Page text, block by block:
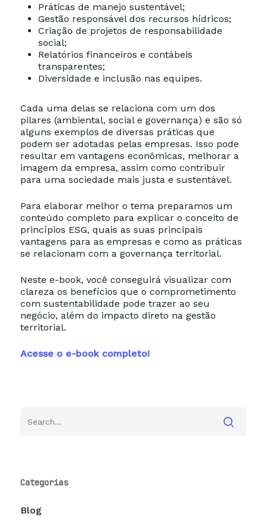
Práticas de manejo sustentável;
Gestão responsável dos recursos hídricos;
Criação de projetos de responsabilidade
social;
Relatórios financeiros e contábeis
transparentes;
Diversidade e inclusão nas equipes.
Cada uma delas se relaciona com um dos
pilares (ambiental, social e governança) e são só
alguns exemplos de diversas práticas que
podem ser adotadas pelas empresas. Isso pode
resultar em vantagens econômicas, melhorar a
imagem da empresa, assim como contribuir
para uma sociedade mais justa e sustentável.
Para elaborar melhor o tema preparamos um
conteúdo completo para explicar o conceito de
princípios ESG, quais as suas principais
vantagens para as empresas e como as práticas
se relacionam com a governança territorial.
Neste e-book, você conseguirá visualizar com
clareza os benefícios que o comprometimento
com sustentabilidade pode trazer ao seu
negócio, além do impacto direto na gestão
territorial.
Acesse o e-book completo!
Categorias
Blog